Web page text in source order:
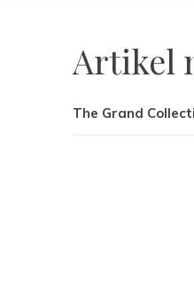
Artikel
The Grand